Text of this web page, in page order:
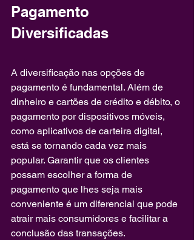
Pagamento
Diversificadas
A diversificação nas opções de
pagamento é fundamental. Além de
dinheiro e cartões de crédito e débito, o
pagamento por dispositivos móveis,
como aplicativos de carteira digital,
está se tornando cada vez mais
popular. Garantir que os clientes
possam escolher a forma de
pagamento que lhes seja mais
conveniente é um diferencial que pode
atrair mais consumidores e facilitar a
conclusão das transações.